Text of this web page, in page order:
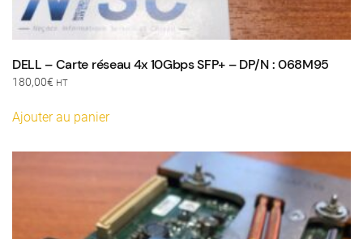
DELL – Carte réseau 4x 10Gbps SFP+ – DP/N : 068M95
180,00€ HT
Ajouter au panier